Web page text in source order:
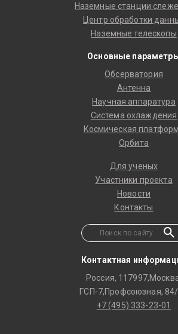
Наземные станции
Центр обработки
Наземные телескопы
Основные
Обсерватория
Антенна
Научная аппаратура
Система охлаждения
Космическая
Орбита
Для ученых
Участники проекта
Новости
Контакты
Контактная
Россия,
ГСП-7,Профсоюзная,
+7 (495) 333-23-01